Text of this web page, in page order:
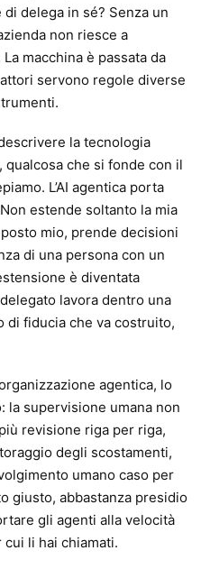
delega in sé? Senza un
non riesce a
macchina è passata da
servono regole diverse
la tecnologia
che si fonde con il
L’AI agentica porta
estende soltanto la mia
mio, prende decisioni
di una persona con un
è diventata
lavora dentro una
di fiducia che va costruito,
agentica, lo
la supervisione umana non
revisione riga per riga,
degli scostamenti,
umano caso per
giusto, abbastanza presidio
gli agenti alla velocità
li hai chiamati.